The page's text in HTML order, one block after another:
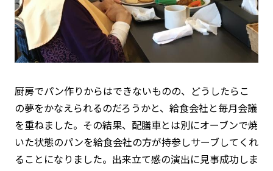
厨房でパン作りからはできないものの、どうしたらこ
の夢をかなえられるのだろうかと、給食会社と毎月会議
を重ねました。その結果、配膳車とは別にオーブンで焼
いた状態のパンを給食会社の方が持参しサーブしてくれ
ることになりました。出来立て感の演出に見事成功しま